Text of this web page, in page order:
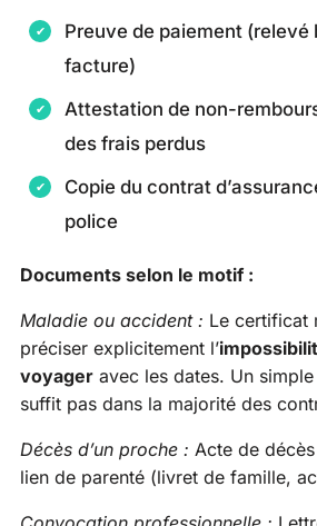
Preuve de paiement (relevé
facture)
Attestation de non-
des frais perdus
Copie du contrat
police
Documents selon le motif :
Maladie ou accident : Le certificat
préciser explicitement l’
voyager avec les dates. Un
suffit pas dans la majorité des
Décès d’un proche : Acte de
lien de parenté (livret de famille,